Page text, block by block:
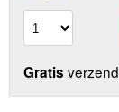
Gratis